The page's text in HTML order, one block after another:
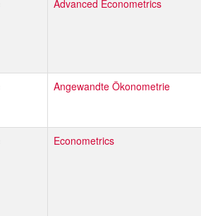
Advanced Econometrics
Angewandte Ökonometrie
Econometrics